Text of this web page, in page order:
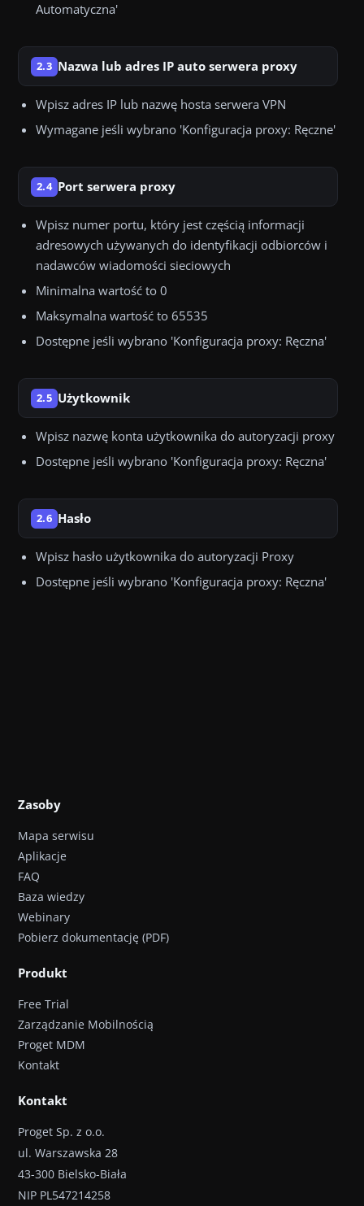
Automatyczna'
2.3 Nazwa lub adres IP auto serwera proxy
Wpisz adres IP lub nazwę hosta serwera VPN
Wymagane jeśli wybrano 'Konfiguracja proxy: Ręczne'
2.4 Port serwera proxy
Wpisz numer portu, który jest częścią informacji
adresowych używanych do identyfikacji odbiorców i
nadawców wiadomości sieciowych
Minimalna wartość to 0
Maksymalna wartość to 65535
Dostępne jeśli wybrano 'Konfiguracja proxy: Ręczna'
2.5 Użytkownik
Wpisz nazwę konta użytkownika do autoryzacji proxy
Dostępne jeśli wybrano 'Konfiguracja proxy: Ręczna'
2.6 Hasło
Wpisz hasło użytkownika do autoryzacji Proxy
Dostępne jeśli wybrano 'Konfiguracja proxy: Ręczna'
Zasoby
Mapa serwisu
Aplikacje
FAQ
Baza wiedzy
Webinary
Pobierz dokumentację (PDF)
Produkt
Free Trial
Zarządzanie Mobilnością
Proget MDM
Kontakt
Kontakt
Proget Sp. z o.o.
ul. Warszawska 28
43-300 Bielsko-Biała
NIP PL547214258